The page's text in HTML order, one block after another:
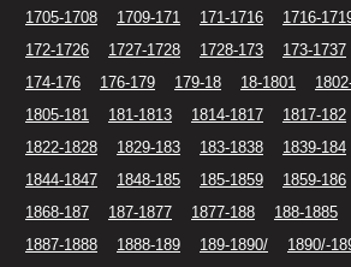
1705-1708
1709-171 171-1716 1716-
172-1726
1727-1728 1728-173 173-1737
174-176
176-179 179-18 18-1801
1805-181
181-1813 1814-1817 1817-182
1822-1828
1829-183 183-1838 1839-184
1844-1847
1848-185 185-1859 1859-186
1868-187
187-1877 1877-188 188-1885
1887-1888
1888-189 189-1890/ 1890/-